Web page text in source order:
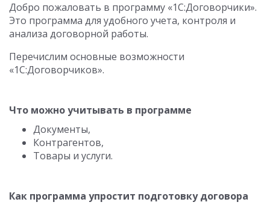
Добро пожаловать в программу «1С:Договорчики».
Это программа для удобного учета, контроля и
анализа договорной работы.
Перечислим основные возможности
«1С:Договорчиков».
Что можно учитывать в программе
Документы,
Контрагентов,
Товары и услуги.
Как программа упростит подготовку договора